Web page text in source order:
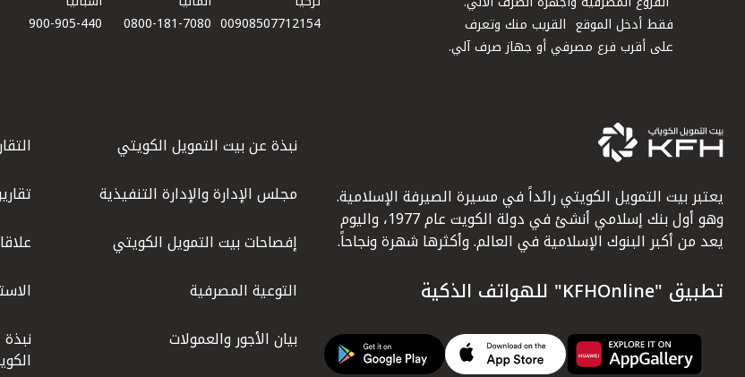
فقط أدخل الموقع القريب منك وتعرف
على أقرب فرع مصرفي أو جهاز صرف آلي.
00908507712154​
0800-181-7080
900-905-440
يعتبر بيت التمويل الكويتي رائداً في مسيرة الصيرفة الإسلامية.
وهو أول بنك إسلامي أنشئ في دولة الكويت عام 1977، واليوم
يعد من أكبر البنوك الإسلامية في العالم. وأكثرها شهرة ونجاحاً.
تطبيق "KFHOnline" للهواتف الذكية
نبذة عن بيت التمويل الكويتي
مجلس الإدارة والإدارة التنفيذية
إفصاحات بيت التمويل الكويتي
التوعية المصرفية
بيان الأجور والعمولات